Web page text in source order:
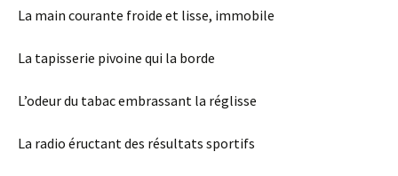
La main courante froide et lisse, immobile
La tapisserie pivoine qui la borde
L’odeur du tabac embrassant la réglisse
La radio éructant des résultats sportifs